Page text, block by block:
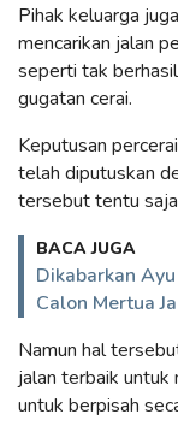
Pihak keluarga
mencarikan jalan
seperti tak
gugatan cerai.
Keputusan
telah diputuskan
tersebut tentu
BACA JUGA
Dikabarkan
Calon Mertua
Namun hal
jalan terbaik untuk
untuk berpisah